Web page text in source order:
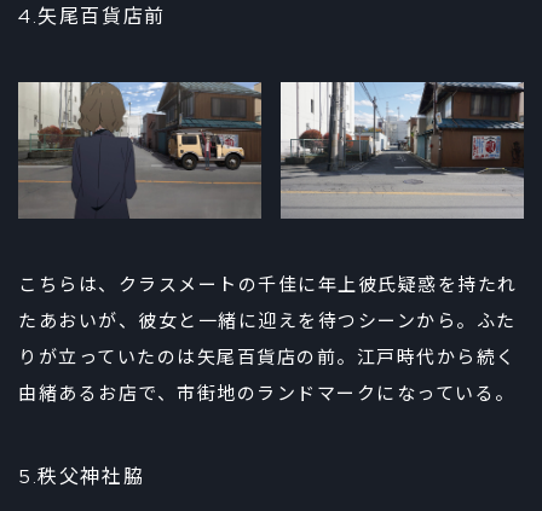
4.矢尾百貨店前
こちらは、クラスメートの千佳に年上彼氏疑惑を持たれ
たあおいが、彼女と一緒に迎えを待つシーンから。ふた
りが立っていたのは矢尾百貨店の前。江戸時代から続く
由緒あるお店で、市街地のランドマークになっている。
5.秩父神社脇